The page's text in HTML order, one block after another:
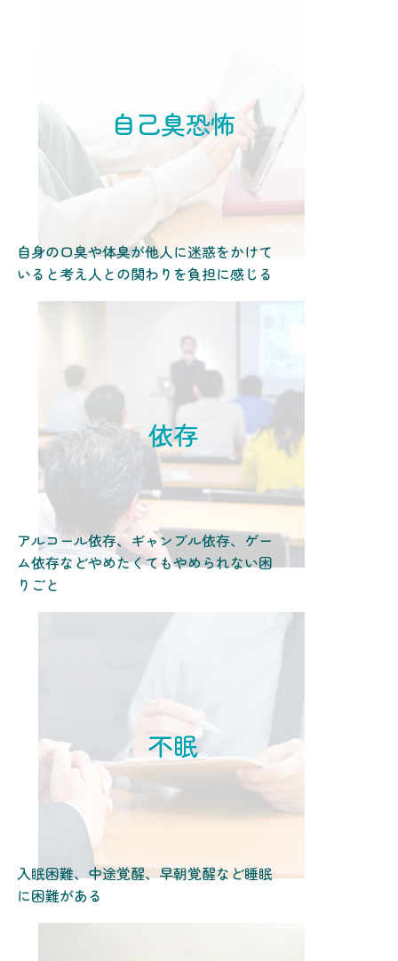
自己臭恐怖
自身の口臭や体臭が他人に迷惑をかけて
いると考え人との関わりを負担に感じる
依存
アルコール依存、ギャンブル依存、ゲー
ム依存などやめたくてもやめられない困
りごと
不眠
入眠困難、中途覚醒、早朝覚醒など睡眠
に困難がある